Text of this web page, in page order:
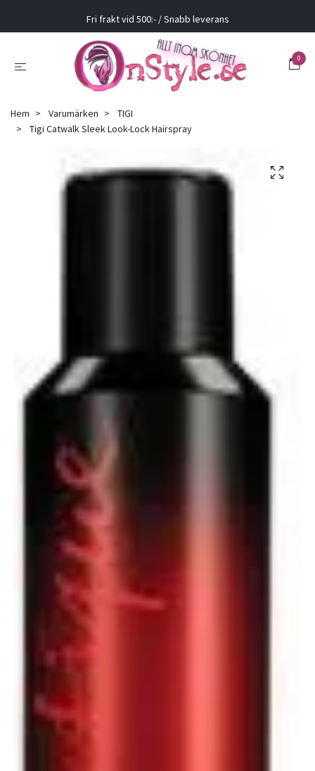
Fri frakt vid 500:- / Snabb leverans
0
Hem Varumärken
TIGI
Tigi Catwalk Sleek Look-Lock Hairspray